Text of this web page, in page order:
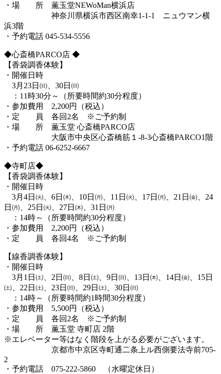
・場 所 薫玉堂NEWoMan横浜店
神奈川県横浜市西区南幸1-1-1 ニュウマン横
浜3階
・予約電話 045-534-5556
◆心斎橋PARCO店 ◆
【香袋調香体験】
・開催日時
3月23日㈰、30日㈰
：11時30分～（所要時間約30分程度）
・参加費用 2,200円（税込）
・定 員 各回2名 ※ご予約制
・場 所 薫玉堂 心斎橋PARCO店
大阪市中央区心斎橋筋１-8-3心斎橋PARCO1階
・予約電話 06-6252-6667
◆寺町店◆
【香袋調香体験】
・開催日時
3月4日㈫、6日㈭、10日㈪、11日㈫、17日㈪、21日㈮、24
日㈪、25日㈫、27日㈭、31日㈪
：14時～（所要時間約30分程度）
・参加費用 2,200円（税込）
・定 員 各回4名 ※ご予約制
【線香調香体験】
・開催日時
3月1日㈯、2日㈰、8日㈯、9日㈰、13日㈭、14日㈮、15日
㈯、22日㈯、23日㈰、29日㈯、30日㈰
：14時～（所要時間約1時間30分程度）
・参加費用 5,500円（税込）
・定 員 各回2名 ※ご予約制
・場 所 薫玉堂 寺町店 2階
※エレベーター等はなく階段を上がる必要がございます。
京都市中京区寺町通二条上ル西側要法寺前705-
2
・予約電話 075-222-5860 （水曜定休日）